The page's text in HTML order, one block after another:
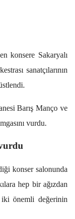
konsere Sakaryalı
sanatçılarının
Barış Manço ve
vurdu.
konser salonunda
hep bir ağızdan
önemli değerinin